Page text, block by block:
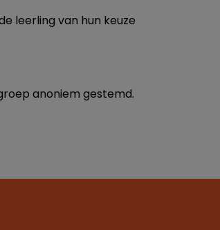
leerling van hun keuze
anoniem gestemd.